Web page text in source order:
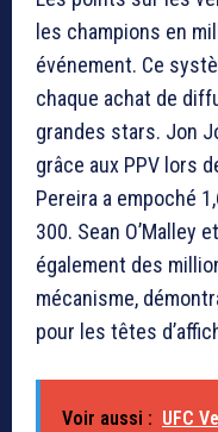
les champions en
événement. Ce
chaque achat de
grandes stars. Jon
grâce aux PPV lors
Pereira a empoché
300. Sean O’Malley
également des
mécanisme,
pour les têtes
Voir aussi : UFC